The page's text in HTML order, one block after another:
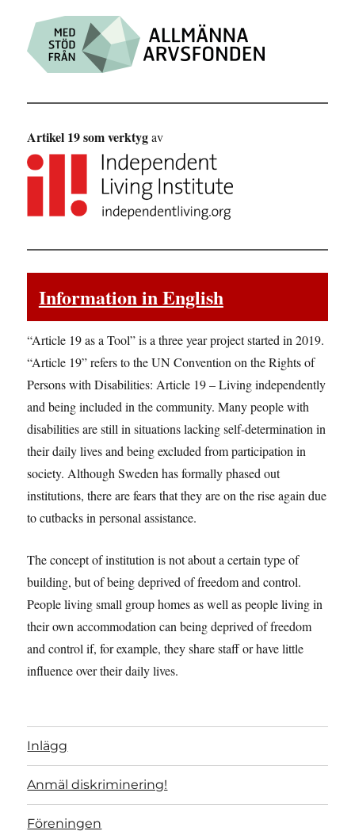
Artikel 19 som verktygav
Information in English
“Article 19 as a Tool” is a three year project started in 2019.
“Article 19” refers to the UN Convention on the Rights of
Persons with Disabilities: Article 19 – Living independently
and being included in the community. Many people with
disabilities are still in situations lacking self-determination in
their daily lives and being excluded from participation in
society. Although Sweden has formally phased out
institutions, there are fears that they are on the rise again due
to cutbacks in personal assistance.
The concept of institution is not about a certain type of
building, but of being deprived of freedom and control.
People living small group homes as well as people living in
their own accommodation can being deprived of freedom
and control if, for example, they share staff or have little
influence over their daily lives.
Inlägg
Anmäl diskriminering!
Föreningen